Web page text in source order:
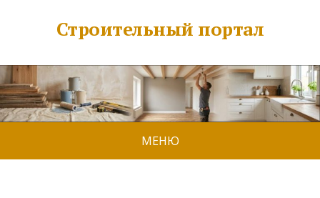
Строительный портал
МЕНЮ